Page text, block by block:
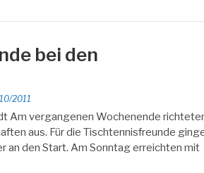
bei den
2011
Am vergangenen Wochenende
aus. Für die Tischtennisfreunde
an den Start. Am Sonntag erreichten mit